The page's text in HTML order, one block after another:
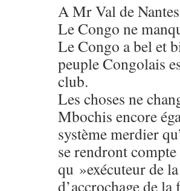
A Mr Val de
Le Congo ne
Le Congo a bel et
peuple Congolais
club.
Les choses ne
Mbochis encore
système merdier
se rendront
qu »exécuteur de
d’accrochage de